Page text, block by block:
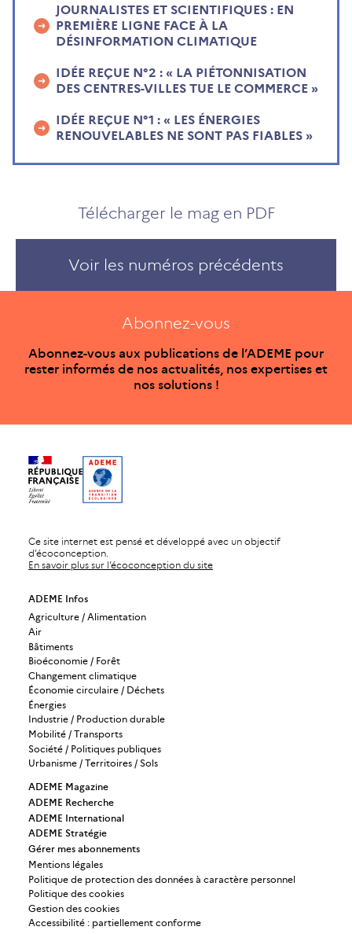
JOURNALISTES ET SCIENTIFIQUES : EN
PREMIÈRE LIGNE FACE À LA
DÉSINFORMATION CLIMATIQUE
IDÉE REÇUE N°2 : « LA PIÉTONNISATION
DES CENTRES-VILLES TUE LE COMMERCE »
IDÉE REÇUE N°1 : « LES ÉNERGIES
RENOUVELABLES NE SONT PAS FIABLES »
Télécharger le mag en PDF
Voir les numéros précédents
Abonnez-vous
Abonnez-vous aux publications de l’ADEME pour
rester informés de nos actualités, nos expertises et
nos solutions !
Ce site internet est pensé et développé avec un objectif
d’écoconception.
En savoir plus sur l’écoconception du site
ADEME Infos
Agriculture / Alimentation
Air
Bâtiments
Bioéconomie / Forêt
Changement climatique
Économie circulaire / Déchets
Énergies
Industrie / Production durable
Mobilité / Transports
Société / Politiques publiques
Urbanisme / Territoires / Sols
ADEME Magazine
ADEME Recherche
ADEME International
ADEME Stratégie
Gérer mes abonnements
Mentions légales
Politique de protection des données à caractère personnel
Politique des cookies
Gestion des cookies
Accessibilité : partiellement conforme